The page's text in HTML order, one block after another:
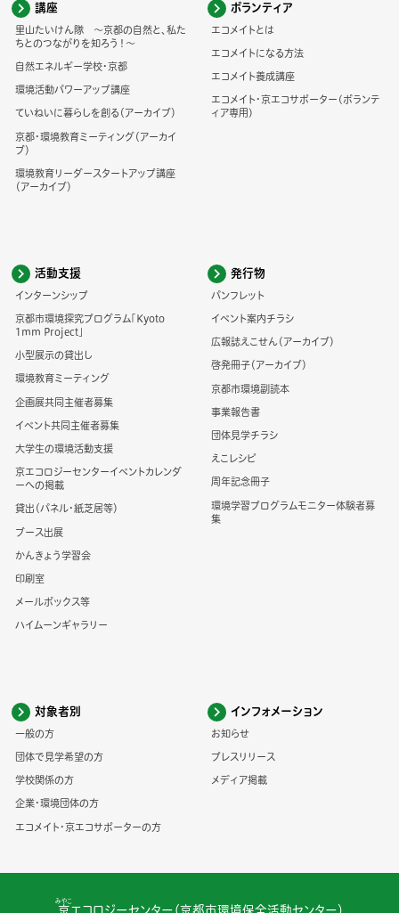
講座
里山たいけん隊 ～京都の自然と、私た
ちとのつながりを知ろう！～
自然エネルギー学校・京都
環境活動パワーアップ講座
ていねいに暮らしを創る（アーカイブ）
京都・環境教育ミーティング（アーカイ
ブ）
環境教育リーダースタートアップ講座
（アーカイブ）
ボランティア
エコメイトとは
エコメイトになる方法
エコメイト養成講座
エコメイト・京エコサポーター(ボランテ
ィア専用)
活動支援
インターンシップ
京都市環境探究プログラム「Kyoto
1mm Project」
小型展示の貸出し
環境教育ミーティング
企画展共同主催者募集
イベント共同主催者募集
大学生の環境活動支援
京エコロジーセンターイベントカレンダ
ーへの掲載
貸出（パネル・紙芝居等）
ブース出展
かんきょう学習会
印刷室
メールボックス等
ハイムーンギャラリー
発行物
パンフレット
イベント案内チラシ
広報誌えこせん（アーカイブ）
啓発冊子（アーカイブ）
京都市環境副読本
事業報告書
団体見学チラシ
えこレシピ
周年記念冊子
環境学習プログラムモニター体験者募
集
対象者別
一般の方
団体で見学希望の方
学校関係の方
企業・環境団体の方
エコメイト・京エコサポーターの方
インフォメーション
お知らせ
プレスリリース
メディア掲載
京
みやこ
エコロジーセンター（京都市環境保全活動センター）